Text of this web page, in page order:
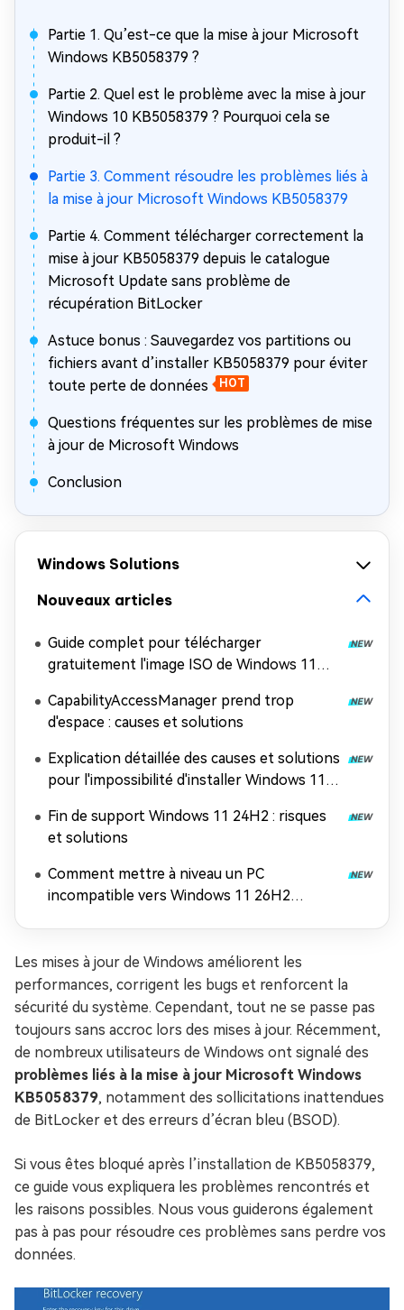
Partie 1. Qu’est-ce que la mise à jour Microsoft
Windows KB5058379 ?
Partie 2. Quel est le problème avec la mise à jour
Windows 10 KB5058379 ? Pourquoi cela se
produit-il ?
Partie 3. Comment résoudre les problèmes liés à
la mise à jour Microsoft Windows KB5058379
Partie 4. Comment télécharger correctement la
mise à jour KB5058379 depuis le catalogue
Microsoft Update sans problème de
récupération BitLocker
Astuce bonus : Sauvegardez vos partitions ou
fichiers avant d’installer KB5058379 pour éviter
toute perte de données
HOT
Questions fréquentes sur les problèmes de mise
à jour de Microsoft Windows
Conclusion
Windows Solutions
Nouveaux articles
Guide complet pour télécharger
gratuitement l'image ISO de Windows 11
CapabilityAccessManager prend trop
d'espace : causes et solutions
Explication détaillée des causes et solutions
pour l'impossibilité d'installer Windows 11
Fin de support Windows 11 24H2 : risques
et solutions
Comment mettre à niveau un PC
incompatible vers Windows 11 26H2
Les mises à jour de Windows améliorent les
performances, corrigent les bugs et renforcent la
sécurité du système. Cependant, tout ne se passe pas
toujours sans accroc lors des mises à jour. Récemment,
de nombreux utilisateurs de Windows ont signalé des
problèmes liés à la mise à jour Microsoft Windows
KB5058379, notamment des sollicitations inattendues
de BitLocker et des erreurs d’écran bleu (BSOD).
Si vous êtes bloqué après l’installation de KB5058379,
ce guide vous expliquera les problèmes rencontrés et
les raisons possibles. Nous vous guiderons également
pas à pas pour résoudre ces problèmes sans perdre vos
données.